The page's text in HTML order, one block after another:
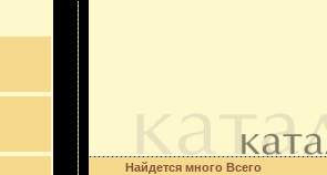
Найдется много Всего